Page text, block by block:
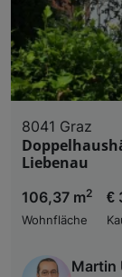
8041 Graz
Liebenau
106,37 m2
Wohnfläche
€
Martin